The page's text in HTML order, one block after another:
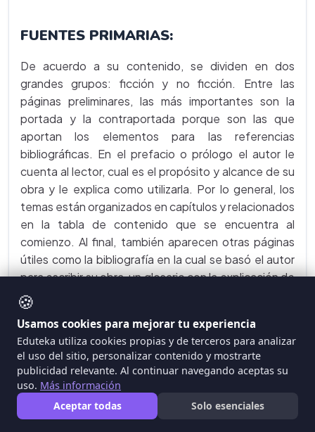
FUENTES PRIMARIAS:
De acuerdo a su contenido, se dividen en dos
grandes grupos: ficción y no ficción. Entre las
páginas preliminares, las más importantes son la
portada y la contraportada porque son las que
aportan los elementos para las referencias
bibliográficas. En el prefacio o prólogo el autor le
cuenta al lector, cual es el propósito y alcance de su
obra y le explica como utilizarla. Por lo general, los
temas están organizados en capítulos y relacionados
en la tabla de contenido que se encuentra al
comienzo. Al final, también aparecen otras páginas
útiles como la bibliografía en la cual se basó el autor
para escribir su obra, un glosario con la explicación de
los términos técnicos y un índice alfabético para
facilitar su consulta. Ejemplo:
Imperio Romano y la Europa Medieval. Madrid :
Anaya, 1985.
ACTAS DE CONFERENCIAS Y
CONGRESOS
. Contienen resúmenes y
🍪
Usamos cookies para mejorar tu experiencia
Eduteka utiliza cookies propias y de terceros para analizar
el uso del sitio, personalizar contenido y mostrarte
publicidad relevante. Al continuar navegando aceptas su
uso. Más información
Aceptar todas
Solo esenciales